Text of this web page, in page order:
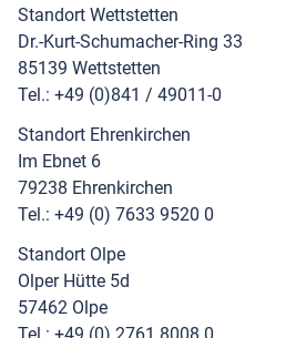
Standort Wettstetten
Dr.-Kurt-Schumacher-Ring 33
85139 Wettstetten
Tel.: +49 (0)841 / 49011-0
Standort Ehrenkirchen
Im Ebnet 6
79238 Ehrenkirchen
Tel.: +49 (0) 7633 9520 0
Standort Olpe
Olper Hütte 5d
57462 Olpe